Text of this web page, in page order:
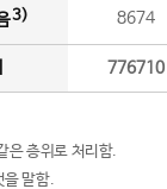
3) 8674
776710
은 층위로 처리함.
을 말함.